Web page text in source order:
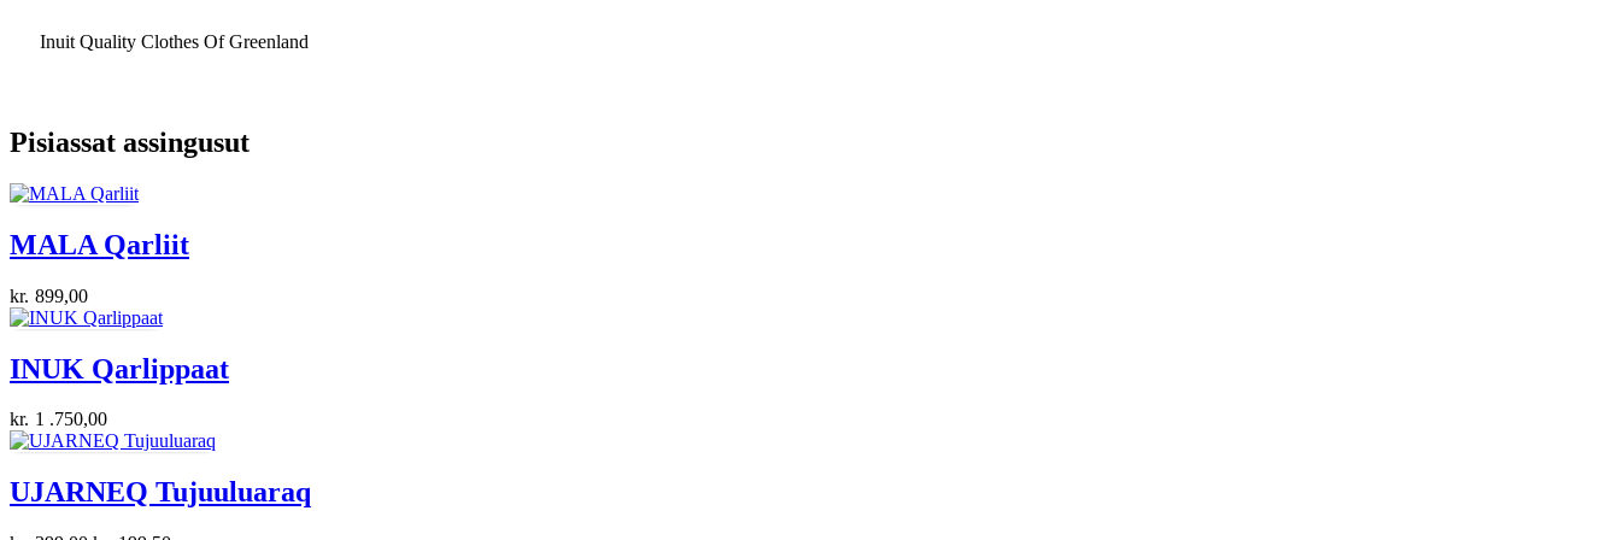
Inuit Quality Clothes Of Greenland
Pisiassat assingusut
MALA Qarliit
kr. 899,00
INUK Qarlippaat
kr. 1 .750,00
UJARNEQ Tujuuluaraq